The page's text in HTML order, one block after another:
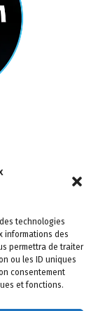
technologies
informations des
permettra de traiter
ou les ID uniques
consentement
et fonctions.